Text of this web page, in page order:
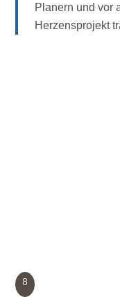
Planern und vor
Herzensprojekt
8